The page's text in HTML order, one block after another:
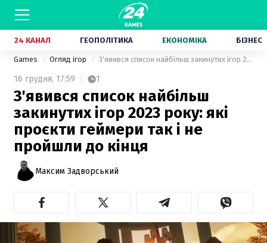
24 КАНАЛ ГЕОПОЛІТИКА ЕКОНОМІКА БІЗНЕС
Games Огляд ігор З'явився список найбільш закинутих ігор 2023 року: які проєкти геймери так і не пройшли до кінця
16 грудня, 17:59 1
З'явився список найбільш
закинутих ігор 2023 року: які
проєкти геймери так і не
пройшли до кінця
Максим Задворський